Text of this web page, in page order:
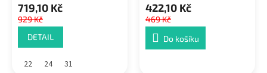
719,10 Kč
929 Kč
DETAIL
22 24 31
422,10 Kč
469 Kč
Do košíku